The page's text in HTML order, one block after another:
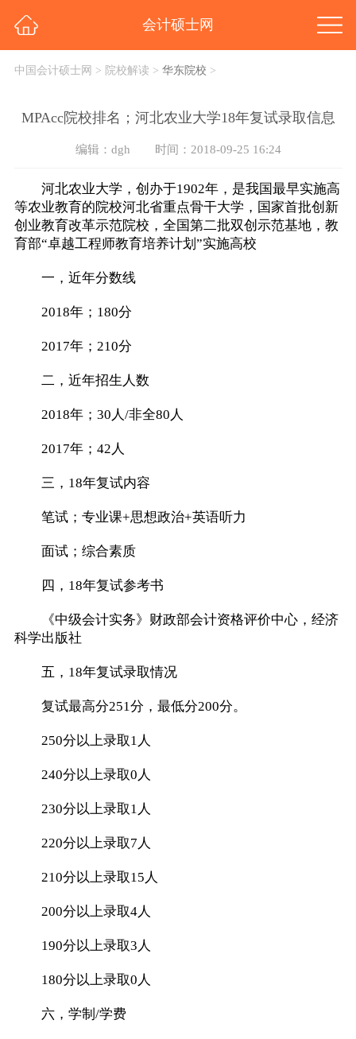
会计硕士网
中国会计硕士网 > 院校解读 > 华东院校 >
MPAcc院校排名；河北农业大学18年复试录取信息
编辑：dgh 时间：2018-09-25 16:24
河北农业大学，创办于1902年，是我国最早实施高
等农业教育的院校河北省重点骨干大学，国家首批创新
创业教育改革示范院校，全国第二批双创示范基地，教
育部“卓越工程师教育培养计划”实施高校
一，近年分数线
2018年；180分
2017年；210分
二，近年招生人数
2018年；30人/非全80人
2017年；42人
三，18年复试内容
笔试；专业课+思想政治+英语听力
面试；综合素质
四，18年复试参考书
《中级会计实务》财政部会计资格评价中心，经济
科学出版社
五，18年复试录取情况
复试最高分251分，最低分200分。
250分以上录取1人
240分以上录取0人
230分以上录取1人
220分以上录取7人
210分以上录取15人
200分以上录取4人
190分以上录取3人
180分以上录取0人
六，学制/学费